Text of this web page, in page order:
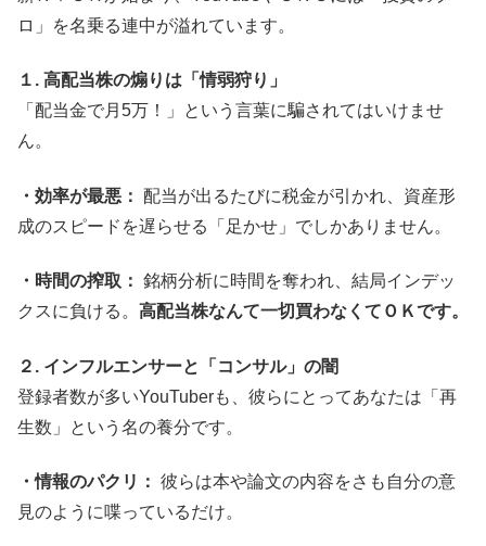
ロ」を名乗る連中が溢れています。
１. 高配当株の煽りは「情弱狩り」
「配当金で月5万！」という言葉に騙されてはいけませ
ん。
・効率が最悪： 配当が出るたびに税金が引かれ、資産形
成のスピードを遅らせる「足かせ」でしかありません。
・時間の搾取： 銘柄分析に時間を奪われ、結局インデッ
クスに負ける。 高配当株なんて一切買わなくてＯＫです。
２. インフルエンサーと「コンサル」の闇
登録者数が多いYouTuberも、彼らにとってあなたは「再
生数」という名の養分です。
・情報のパクリ： 彼らは本や論文の内容をさも自分の意
見のように喋っているだけ。